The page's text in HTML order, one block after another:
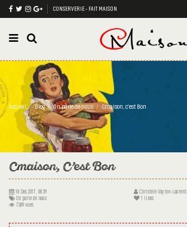
CONSERVERIE - FAIT MAISON
Accueil Blog On parle de nous Cmaison, c’est Bon
Cmaison, C’est Bon
18 Dec 2017, 08:39
Christèle Vayron-Laurent
On parle de nous
1
likes
7389 vues